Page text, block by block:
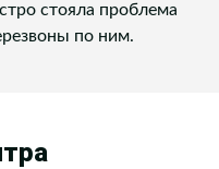
стояла проблема
по ним.